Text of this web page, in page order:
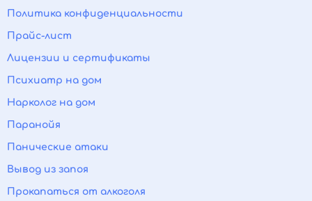
Политика конфиденциальности
Прайс-лист
Лицензии и сертификаты
Психиатр на дом
Нарколог на дом
Паранойя
Панические атаки
Вывод из запоя
Прокапаться от алкоголя